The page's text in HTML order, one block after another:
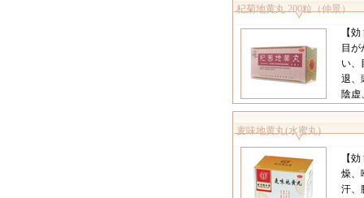
杞菊地黄丸 200粒（仲景）
【
目
い、
退、
陰虚
麦味地黄丸(水蜜丸)
【
燥、
汗、